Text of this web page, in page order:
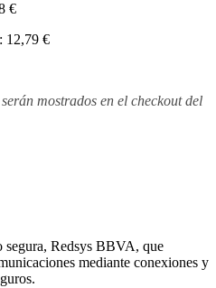
€
12,79 €
mostrados en el checkout del
segura, Redsys BBVA, que
mediante conexiones y